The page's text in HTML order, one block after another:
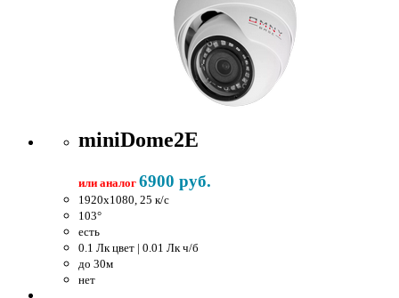
miniDome2E
или аналог 6900 руб.
1920x1080, 25 к/c
103°
есть
0.1 Лк цвет | 0.01 Лк ч/б
до 30м
нет